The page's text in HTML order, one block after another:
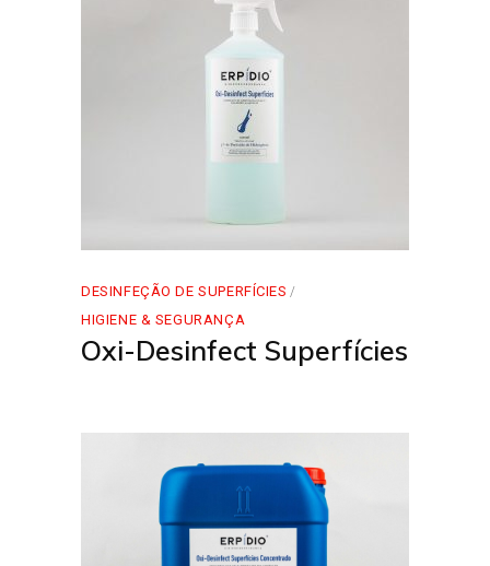
DESINFEÇÃO DE SUPERFÍCIES
HIGIENE & SEGURANÇA
Oxi-Desinfect Superfícies